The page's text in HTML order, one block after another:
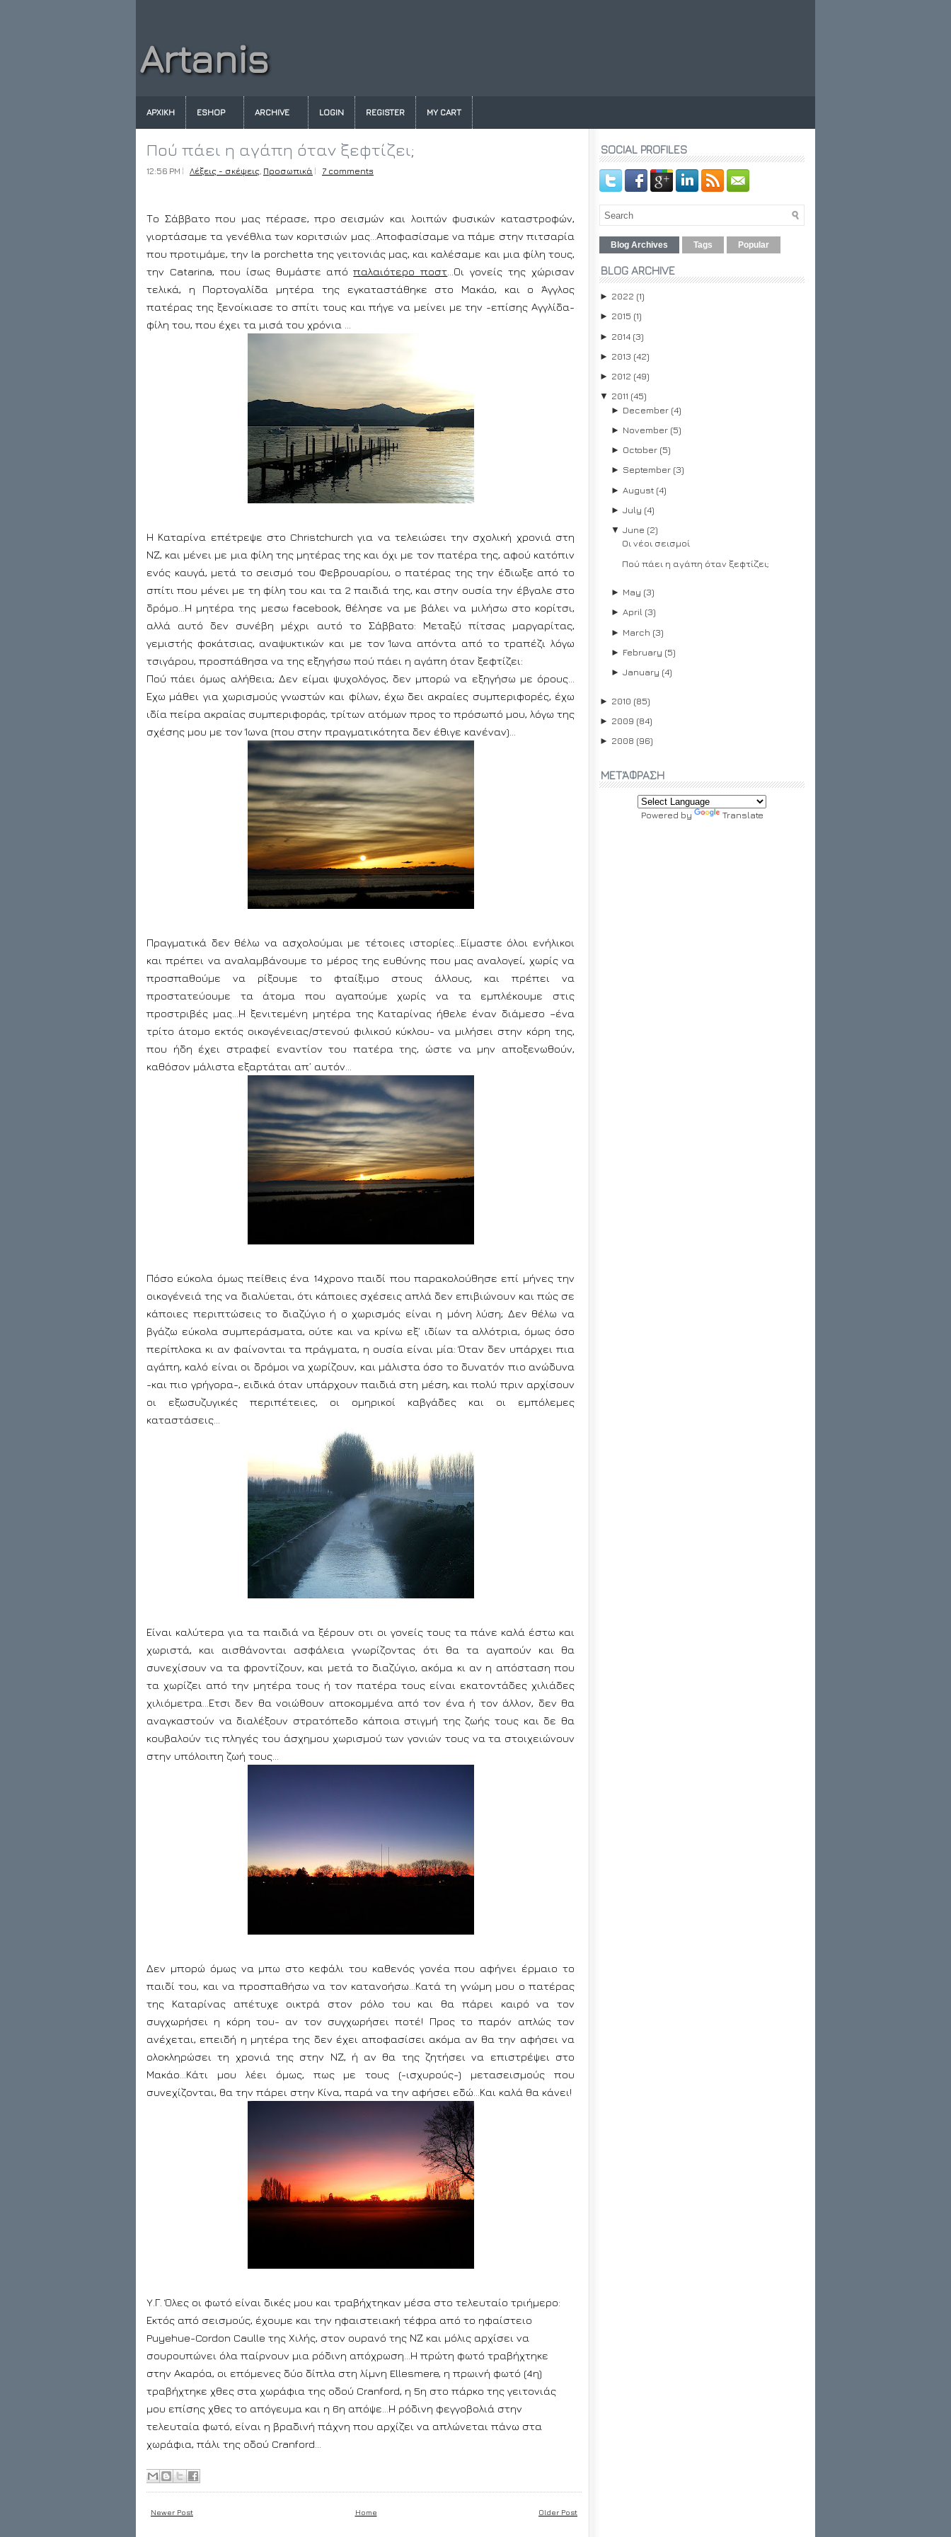
Artanis
ΑΡΧΙΚΗ ESHOP ARCHIVE LOGIN REGISTER MY CART
Πού πάει η αγάπη όταν ξεφτίζει;
12:56 PM Λέξεις - σκέψεις, Προσωπικά 7 comments
Το Σάββατο που μας πέρασε, προ σεισμών και λοιπών φυσικών καταστροφών,
γιορτάσαμε τα γενέθλια των κοριτσιών μας…Αποφασίσαμε να πάμε στην πιτσαρία
που προτιμάμε, την la porchetta της γειτονιάς μας, και καλέσαμε και μια φίλη τους,
την Catarina, που ίσως θυμάστε απόπαλαιότερο ποστ …Οι γονείς της χώρισαν
τελικά, η Πορτογαλίδα μητέρα της εγκαταστάθηκε στο Μακάο, και ο Άγγλος
πατέρας της ξενοίκιασε το σπίτι τους και πήγε να μείνει με την -επίσης Αγγλίδα-
φίλη του, που έχει τα μισά του χρόνια …
Η Καταρίνα επέτρεψε στο Christchurch για να τελειώσει την σχολική χρονιά στη
ΝΖ, και μένει με μια φίλη της μητέρας της και όχι με τον πατέρα της, αφού κατόπιν
ενός καυγά, μετά το σεισμό του Φεβρουαρίου, ο πατέρας της την έδιωξε από το
σπίτι που μένει με τη φίλη του και τα 2 παιδιά της, και στην ουσία την έβγαλε στο
δρόμο…Η μητέρα της μεσω facebook, θέλησε να με βάλει να μιλήσω στο κορίτσι,
αλλά αυτό δεν συνέβη μέχρι αυτό το Σάββατο: Μεταξύ πίτσας μαργαρίτας,
γεμιστής φοκάτσιας, αναψυκτικών και με τον Ίωνα απόντα από το τραπέζι λόγω
τσιγάρου, προσπάθησα να της εξηγήσω πού πάει η αγάπη όταν ξεφτίζει:
Πού πάει όμως αλήθεια; Δεν είμαι ψυχολόγος, δεν μπορώ να εξηγήσω με όρους…
Έχω μάθει για χωρισμούς γνωστών και φίλων, έχω δει ακραίες συμπεριφορές, έχω
ιδία πείρα ακραίας συμπεριφοράς, τρίτων ατόμων προς το πρόσωπό μου, λόγω της
σχέσης μου με τον Ίωνα (που στην πραγματικότητα δεν έθιγε κανέναν)…
Πραγματικά δεν θέλω να ασχολούμαι με τέτοιες ιστορίες…Είμαστε όλοι ενήλικοι
και πρέπει να αναλαμβάνουμε το μέρος της ευθύνης που μας αναλογεί, χωρίς να
προσπαθούμε να ρίξουμε το φταίξιμο στους άλλους, και πρέπει να
προστατεύουμε τα άτομα που αγαπούμε χωρίς να τα εμπλέκουμε στις
προστριβές μας…Η ξενιτεμένη μητέρα της Καταρίνας ήθελε έναν διάμεσο –ένα
τρίτο άτομο εκτός οικογένειας/στενού φιλικού κύκλου- να μιλήσει στην κόρη της,
που ήδη έχει στραφεί εναντίον του πατέρα της, ώστε να μην αποξενωθούν,
καθόσον μάλιστα εξαρτάται απ’ αυτόν…
Πόσο εύκολα όμως πείθεις ένα 14χρονο παιδί που παρακολούθησε επί μήνες την
οικογένειά της να διαλύεται, ότι κάποιες σχέσεις απλά δεν επιβιώνουν και πώς σε
κάποιες περιπτώσεις το διαζύγιο ή ο χωρισμός είναι η μόνη λύση; Δεν θέλω να
βγάζω εύκολα συμπεράσματα, ούτε και να κρίνω εξ’ ιδίων τα αλλότρια, όμως όσο
περίπλοκα κι αν φαίνονται τα πράγματα, η ουσία είναι μία: Όταν δεν υπάρχει πια
αγάπη, καλό είναι οι δρόμοι να χωρίζουν, και μάλιστα όσο το δυνατόν πιο ανώδυνα
-και πιο γρήγορα-, ειδικά όταν υπάρχουν παιδιά στη μέση, και πολύ πριν αρχίσουν
οι εξωσυζυγικές περιπέτειες, οι ομηρικοί καβγάδες και οι εμπόλεμες
καταστάσεις…
Είναι καλύτερα για τα παιδιά να ξέρουν οτι οι γονείς τους τα πάνε καλά έστω και
χωριστά, και αισθάνονται ασφάλεια γνωρίζοντας ότι θα τα αγαπούν και θα
συνεχίσουν να τα φροντίζουν, και μετά το διαζύγιο, ακόμα κι αν η απόσταση που
τα χωρίζει από την μητέρα τους ή τον πατέρα τους είναι εκατοντάδες χιλιάδες
χιλιόμετρα…Ετσι δεν θα νοιώθουν αποκομμένα από τον ένα ή τον άλλον, δεν θα
αναγκαστούν να διαλέξουν στρατόπεδο κάποια στιγμή της ζωής τους και δε θα
κουβαλούν τις πληγές του άσχημου χωρισμού των γονιών τους να τα στοιχειώνουν
στην υπόλοιπη ζωή τους...
Δεν μπορώ όμως να μπω στο κεφάλι του καθενός γονέα που αφήνει έρμαιο το
παιδί του, και να προσπαθήσω να τον κατανοήσω...Κατά τη γνώμη μου ο πατέρας
της Καταρίνας απέτυχε οικτρά στον ρόλο του και θα πάρει καιρό να τον
συγχωρήσει η κόρη του- αν τον συγχωρήσει ποτέ! Προς το παρόν απλώς τον
ανέχεται, επειδή η μητέρα της δεν έχει αποφασίσει ακόμα αν θα την αφήσει να
ολοκληρώσει τη χρονιά της στην ΝΖ, ή αν θα της ζητήσει να επιστρέψει στο
Μακάο…Κάτι μου λέει όμως, πως με τους (-ισχυρούς-) μετασεισμούς που
συνεχίζονται, θα την πάρει στην Κίνα, παρά να την αφήσει εδώ…Και καλά θα κάνει!
Υ .Γ. Όλες οι φωτό είναι δικές μου και τραβήχτηκαν μέσα στο τελευταίο τριήμερο:
Εκτός από σεισμούς, έχουμε και την ηφαιστειακή τέφρα από το ηφαίστειο
Puyehue-Cordon Caulle της Χιλής, στον ουρανό της ΝΖ και μόλις αρχίσει να
σουρουπώνει όλα παίρνουν μια ρόδινη απόχρωση...Η πρώτη φωτό τραβήχτηκε
στην Ακαρόα, οι επόμενες δύο δίπλα στη λίμνη Ellesmere, η πρωινή φωτό (4η)
τραβήχτηκε χθες στα χωράφια της οδού Cranford, η 5η στο πάρκο της γειτονιάς
μου επίσης χθες το απόγευμα και η 6η απόψε...Η ρόδινη φεγγοβολιά στην
τελευταία φωτό, είναι η βραδινή πάχνη που αρχίζει να απλώνεται πάνω στα
χωράφια, πάλι της οδού Cranford...
Newer Post Older Post
Home
SOCIAL PROFILES
Blog Archives Tags Popular
BLOG ARCHIVE
► 2022 (1)
► 2015 (1)
► 2014 (3)
► 2013 (42)
► 2012 (49)
▼ 2011 (45)
► December (4)
► November (5)
► October (5)
► September (3)
► August (4)
► July (4)
▼ June (2)
Οι νέοι σεισμοί
Πού πάει η αγάπη όταν ξεφτίζει;
► May (3)
► April (3)
► March (3)
► February (5)
► January (4)
► 2010 (85)
► 2009 (84)
► 2008 (96)
ΜΕΤΆΦΡΑΣΗ
Powered by Translate